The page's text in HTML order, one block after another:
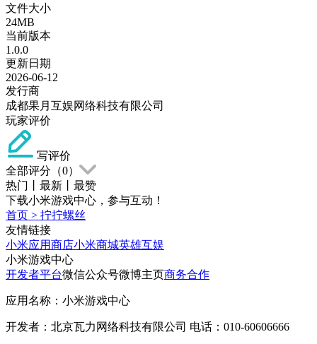
文件大小
24MB
当前版本
1.0.0
更新日期
2026-06-12
发行商
成都果月互娱网络科技有限公司
玩家评价
写评价
全部评分（0）
热门
最新
最赞
下载小米游戏中心，参与互动！
首页 > 拧拧螺丝
友情链接
小米应用商店小米商城英雄互娱
小米游戏中心
开发者平台微信公众号微博主页商务合作
应用名称：小米游戏中心
开发者：北京瓦力网络科技有限公司 电话：010-60606666